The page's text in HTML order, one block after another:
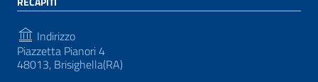
Indirizzo
Piazzetta Pianori 4
48013, Brisighella(RA)